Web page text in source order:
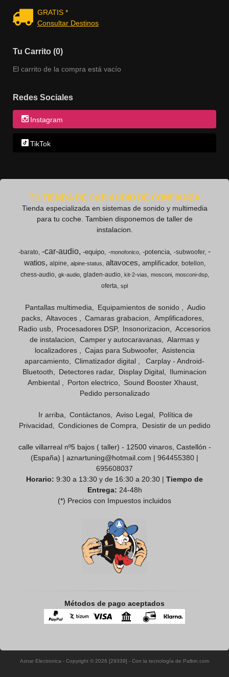
GRATIS *
Consultar Destinos
Tu Carrito (0)
El carrito de la compra está vacío
Redes Sociales
Instagram
TikTok
TU TIENDA DE CAR AUDIO DE CONFIANZA
Tienda especializada en sistemas de sonido y multimedia
para tu coche. Tambien disponemos de taller de
instalacion.
-barato -car-audio -equipo -monofonico -potencia -subwoofer -
watios
alpine alpine-status altavoces amplificador
botellon
chess-audio
gk-audio gladen-audio kit-2-vias mosconi mosconi-dsp
oferta spl
Pantallas multimedia Equipamientos de sonido
Audio
packs
Altavoces Camaras grabacion
Amplificadores
Radio usb
Procesadores DSP Insonorizacion
Accesorios
de instalacion
Camper y autocaravanas
Alarmas y
localizadores
Cajas para Subwoofer
Asistencia
aparcamiento
Climatizador digital
Carplay - Android-
Bluetooth
Detectores radar Display Digital
Iluminacion
Ambiental
Porton electrico
Sound Booster Xhaust
Pedido personalizado
Ir arriba Contáctanos Aviso Legal
Política de
Privacidad
Condiciones de Compra Desistir de un pedido
calle villarreal nº5 bajos ( taller) - 12500 vinaros, Castellón -
(España) | aznartuning@hotmail.com | 964455380 |
695608037
Horario: 9:30 a 13:30 y de 16:30 a 20:30 | Tiempo de
Entrega: 24-48h
(*) Precios con Impuestos incluidos
Métodos de pago aceptados
Aznar Electronica - Copyright © 2026 [29339] - Con la tecnología de Palbin.com